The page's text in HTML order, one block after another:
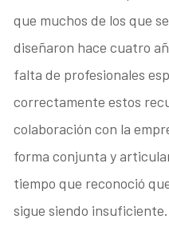
que muchos de los que
diseñaron hace cuatro
falta de profesionales
correctamente estos
colaboración con la
forma conjunta y
tiempo que reconoció
sigue siendo insuficiente.